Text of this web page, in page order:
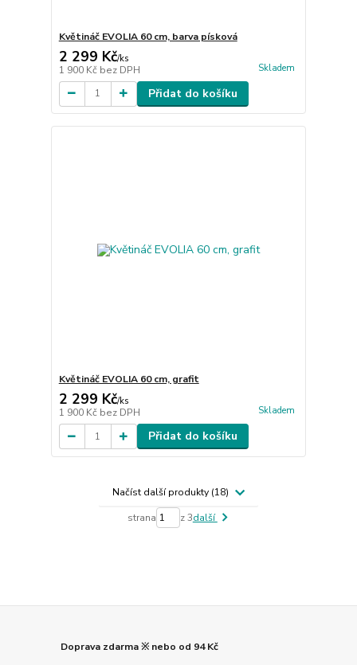
Květináč EVOLIA 60 cm, barva písková
2 299 Kč/ks
1 900 Kč bez DPH Skladem
Přidat do košíku
Květináč EVOLIA 60 cm, grafit
2 299 Kč/ks
1 900 Kč bez DPH Skladem
Přidat do košíku
Načíst další produkty (18)
strana z 3další
Doprava zdarma ※ nebo od 94 Kč